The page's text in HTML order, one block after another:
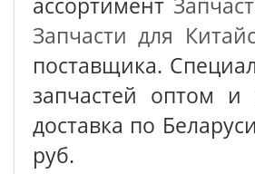
ассортимент
Запчасти для
поставщика.
запчастей оптом и
доставка по
руб.